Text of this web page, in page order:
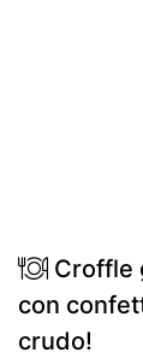
Croffle
con
crudo!